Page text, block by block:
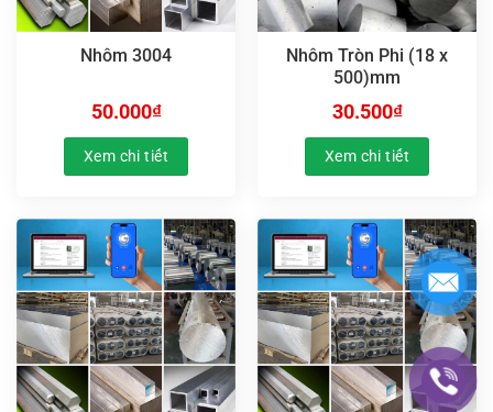
Nhôm 3004
50.000₫
Xem chi tiết
Nhôm Tròn Phi (18 x
500)mm
30.500₫
Xem chi tiết